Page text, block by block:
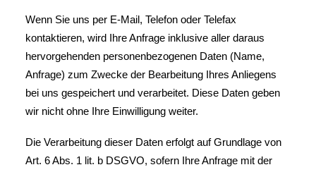
Wenn Sie uns per E-Mail, Telefon oder Telefax
kontaktieren, wird Ihre Anfrage inklusive aller daraus
hervorgehenden personenbezogenen Daten (Name,
Anfrage) zum Zwecke der Bearbeitung Ihres Anliegens
bei uns gespeichert und verarbeitet. Diese Daten geben
wir nicht ohne Ihre Einwilligung weiter.
Die Verarbeitung dieser Daten erfolgt auf Grundlage von
Art. 6 Abs. 1 lit. b DSGVO, sofern Ihre Anfrage mit der